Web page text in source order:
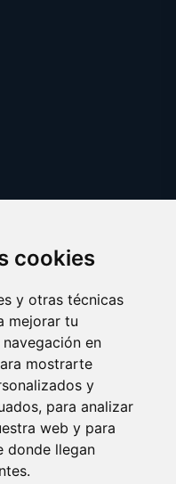
cookies
y otras técnicas
mejorar tu
en
mostrarte
y
para analizar
web y para
donde llegan